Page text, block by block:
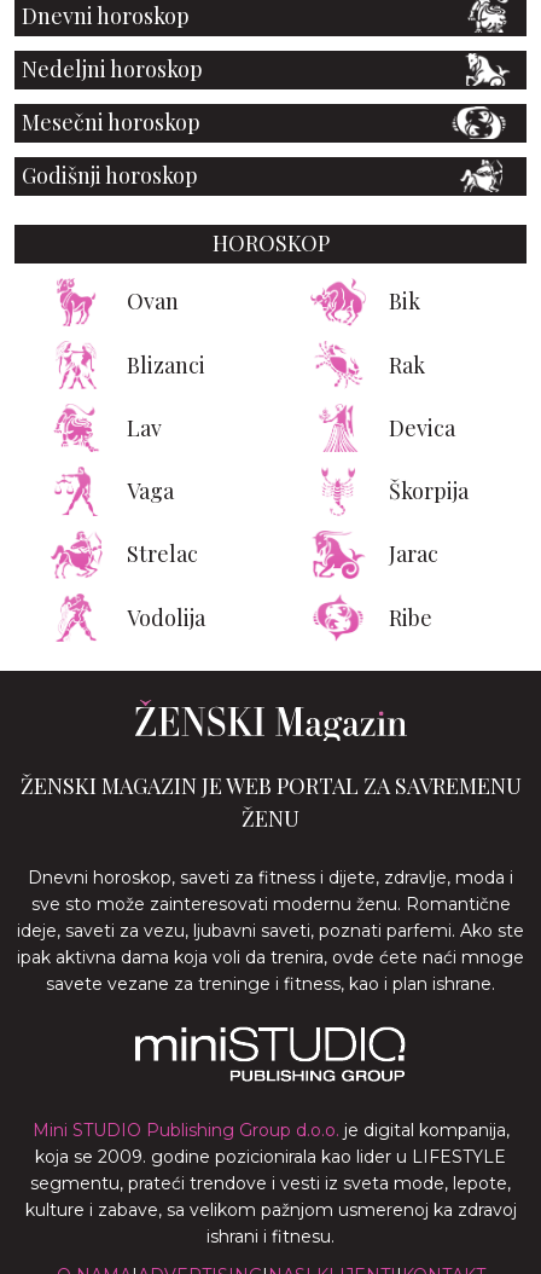
Dnevni horoskop
Nedeljni horoskop
Mesečni horoskop
Godišnji horoskop
HOROSKOP
Ovan Bik
Blizanci Rak
Lav Devica
Vaga Škorpija
Strelac Jarac
Vodolija Ribe
ŽENSKI MAGAZIN JE WEB PORTAL ZA SAVREMENU
ŽENU
Dnevni horoskop, saveti za fitness i dijete, zdravlje, moda i
sve sto može zainteresovati modernu ženu. Romantične
ideje, saveti za vezu, ljubavni saveti, poznati parfemi. Ako ste
ipak aktivna dama koja voli da trenira, ovde ćete naći mnoge
savete vezane za treninge i fitness, kao i plan ishrane.
Mini STUDIO Publishing Group d.o.o. je digital kompanija,
koja se 2009. godine pozicionirala kao lider u LIFESTYLE
segmentu, prateći trendove i vesti iz sveta mode, lepote,
kulture i zabave, sa velikom pažnjom usmerenoj ka zdravoj
ishrani i fitnesu.